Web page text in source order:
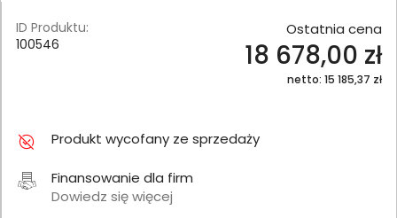
ID Produktu:
100546
Ostatnia cena
18 678,00 zł
netto: 15 185,37 zł
Produkt wycofany ze sprzedaży
Finansowanie dla firm
Dowiedz się więcej